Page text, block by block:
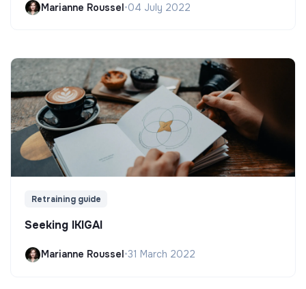
Marianne Roussel•04 July 2022
Retraining guide
Seeking IKIGAI
Marianne Roussel•31 March 2022